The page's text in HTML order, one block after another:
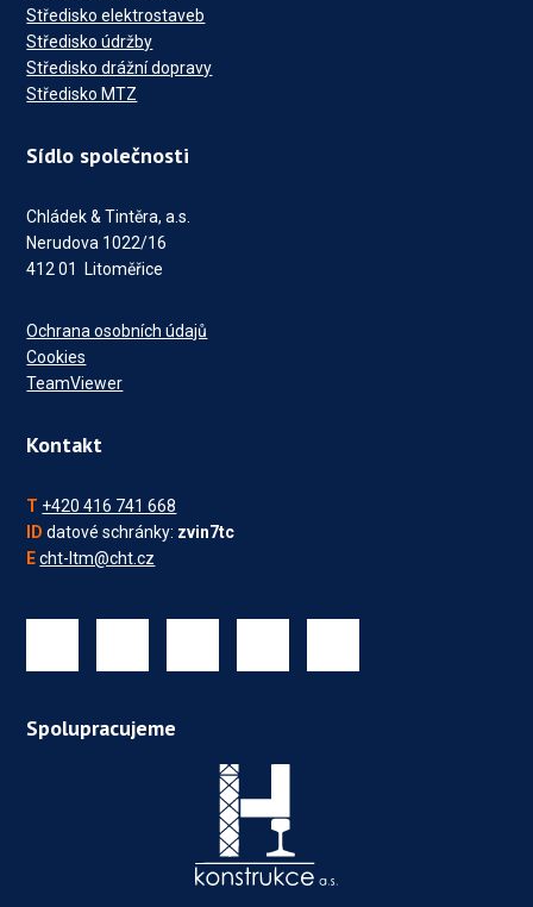
Středisko elektrostaveb
Středisko údržby
Středisko drážní dopravy
Středisko MTZ
Sídlo společnosti
Chládek & Tintěra, a.s.
Nerudova 1022/16
412 01 Litoměřice
Ochrana osobních údajů
Cookies
TeamViewer
Kontakt
T +420 416 741 668
ID datové schránky: zvin7tc
E cht-ltm@cht.cz
Spolupracujeme